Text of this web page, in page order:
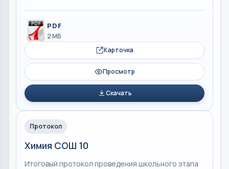
PDF
2 МБ
Карточка
Просмотр
Скачать
Протокол
Химия СОШ 10
Итоговый протокол проведения школьного этапа